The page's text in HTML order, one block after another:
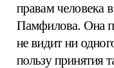
правам человека
Памфилова. Она
не видит ни
пользу принятия